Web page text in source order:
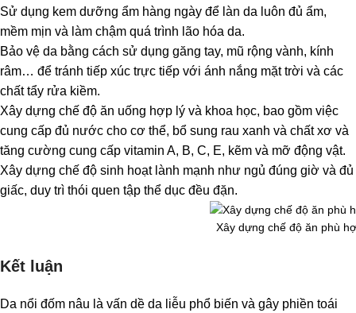
Sử dụng kem dưỡng ẩm hàng ngày để làn da luôn đủ ẩm,
mềm mịn và làm chậm quá trình lão hóa da.
Bảo vệ da bằng cách sử dụng găng tay, mũ rộng vành, kính
râm… để tránh tiếp xúc trực tiếp với ánh nắng mặt trời và các
chất tẩy rửa kiềm.
Xây dựng chế độ ăn uống hợp lý và khoa học, bao gồm việc
cung cấp đủ nước cho cơ thể, bổ sung rau xanh và chất xơ và
tăng cường cung cấp vitamin A, B, C, E, kẽm và mỡ động vật.
Xây dựng chế độ sinh hoạt lành mạnh như ngủ đúng giờ và đủ
giấc, duy trì thói quen tập thể dục đều đặn.
Xây dựng chế độ ăn phù
Kết luận
Da nổi đốm nâu là vấn dề da liễu phổ biến và gây phiền toái